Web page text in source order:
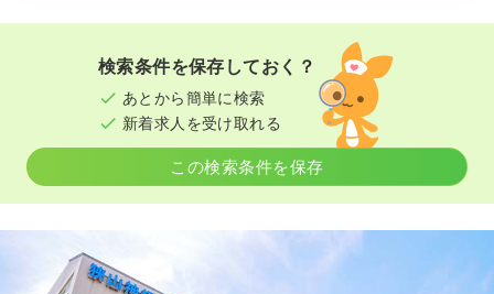
検索条件を保存しておく？
あとから簡単に検索
新着求人を受け取れる
この検索条件を保存